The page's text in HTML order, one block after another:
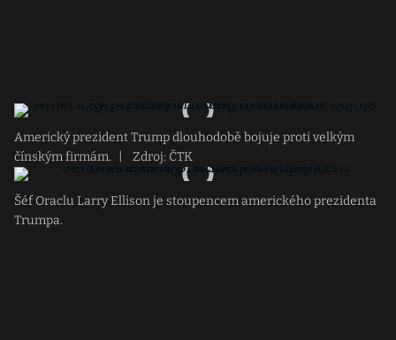
Americký prezident Trump dlouhodobě bojuje proti velkým
čínským firmám.
Zdroj: ČTK
Šéf Oraclu Larry Ellison je stoupencem amerického prezidenta
Trumpa.